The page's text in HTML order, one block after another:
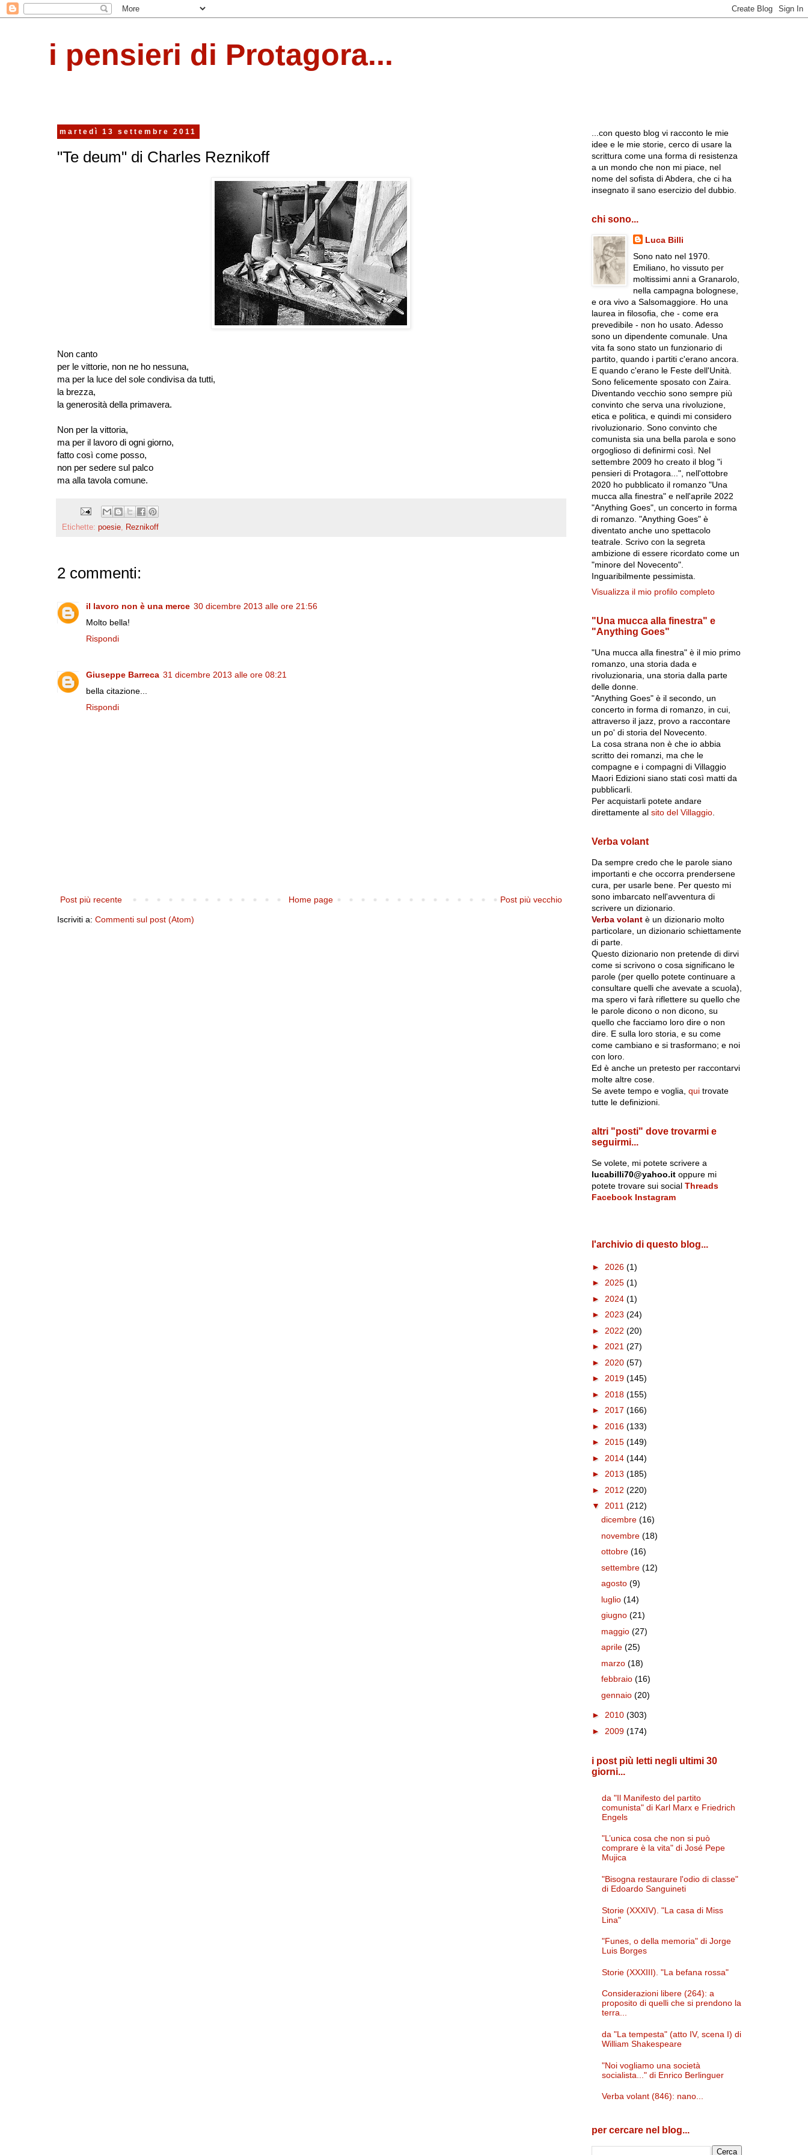
i pensieri di Protagora...
martedì 13 settembre 2011
"Te deum" di Charles Reznikoff
Non canto
per le vittorie, non ne ho nessuna,
ma per la luce del sole condivisa da tutti,
la brezza,
la generosità della primavera.
Non per la vittoria,
ma per il lavoro di ogni giorno,
fatto così come posso,
non per sedere sul palco
ma alla tavola comune.
Etichette: poesie, Reznikoff
2 commenti:
il lavoro non è una merce 30 dicembre 2013 alle ore 21:56
Molto bella!
Rispondi
Giuseppe Barreca 31 dicembre 2013 alle ore 08:21
bella citazione...
Rispondi
Post più recente Post più vecchio
Home page
Iscriviti a: Commenti sul post (Atom)
...con questo blog vi racconto le mie
idee e le mie storie, cerco di usare la
scrittura come una forma di resistenza
a un mondo che non mi piace, nel
nome del sofista di Abdera, che ci ha
insegnato il sano esercizio del dubbio.
chi sono...
Luca Billi
Sono nato nel 1970.
Emiliano, ho vissuto per
moltissimi anni a Granarolo,
nella campagna bolognese,
e ora vivo a Salsomaggiore. Ho una
laurea in filosofia, che - come era
prevedibile - non ho usato. Adesso
sono un dipendente comunale. Una
vita fa sono stato un funzionario di
partito, quando i partiti c'erano ancora.
E quando c'erano le Feste dell'Unità.
Sono felicemente sposato con Zaira.
Diventando vecchio sono sempre più
convinto che serva una rivoluzione,
etica e politica, e quindi mi considero
rivoluzionario. Sono convinto che
comunista sia una bella parola e sono
orgoglioso di definirmi così. Nel
settembre 2009 ho creato il blog "i
pensieri di Protagora...", nell'ottobre
2020 ho pubblicato il romanzo "Una
mucca alla finestra" e nell'aprile 2022
"Anything Goes", un concerto in forma
di romanzo. "Anything Goes" è
diventato anche uno spettacolo
teatrale. Scrivo con la segreta
ambizione di essere ricordato come un
"minore del Novecento".
Inguaribilmente pessimista.
Visualizza il mio profilo completo
"Una mucca alla finestra" e
"Anything Goes"
"Una mucca alla finestra" è il mio primo
romanzo, una storia dada e
rivoluzionaria, una storia dalla parte
delle donne.
"Anything Goes" è il secondo, un
concerto in forma di romanzo, in cui,
attraverso il jazz, provo a raccontare
un po' di storia del Novecento.
La cosa strana non è che io abbia
scritto dei romanzi, ma che le
compagne e i compagni di Villaggio
Maori Edizioni siano stati così matti da
pubblicarli.
Per acquistarli potete andare
direttamente al sito del Villaggio.
Verba volant
Da sempre credo che le parole siano
importanti e che occorra prendersene
cura, per usarle bene. Per questo mi
sono imbarcato nell'avventura di
scrivere un dizionario.
Verba volantè un dizionario molto
particolare, un dizionario schiettamente
di parte.
Questo dizionario non pretende di dirvi
come si scrivono o cosa significano le
parole (per quello potete continuare a
consultare quelli che avevate a scuola),
ma spero vi farà riflettere su quello che
le parole dicono o non dicono, su
quello che facciamo loro dire o non
dire. E sulla loro storia, e su come
come cambiano e si trasformano; e noi
con loro.
Ed è anche un pretesto per raccontarvi
molte altre cose.
Se avete tempo e voglia, quitrovate
tutte le definizioni.
altri "posti" dove trovarmi e
seguirmi...
Se volete, mi potete scrivere a
lucabilli70@yahoo.itoppure mi
potete trovare sui social Threads
Facebook Instagram
l'archivio di questo blog...
► 2026 (1)
► 2025 (1)
► 2024 (1)
► 2023 (24)
► 2022 (20)
► 2021 (27)
► 2020 (57)
► 2019 (145)
► 2018 (155)
► 2017 (166)
► 2016 (133)
► 2015 (149)
► 2014 (144)
► 2013 (185)
► 2012 (220)
▼ 2011 (212)
dicembre(16)
novembre(18)
ottobre(16)
settembre(12)
agosto(9)
luglio(14)
giugno(21)
maggio(27)
aprile(25)
marzo(18)
febbraio(16)
gennaio(20)
► 2010 (303)
► 2009 (174)
i post più letti negli ultimi 30
giorni...
da "Il Manifesto del partito
comunista" di Karl Marx e Friedrich
Engels
"L’unica cosa che non si può
comprare è la vita" di José Pepe
Mujica
"Bisogna restaurare l'odio di classe"
di Edoardo Sanguineti
Storie (XXXIV). "La casa di Miss
Lina"
"Funes, o della memoria" di Jorge
Luis Borges
Storie (XXXIII). "La befana rossa"
Considerazioni libere (264): a
proposito di quelli che si prendono la
terra...
da "La tempesta" (atto IV, scena I) di
William Shakespeare
"Noi vogliamo una società
socialista..." di Enrico Berlinguer
Verba volant (846): nano...
per cercare nel blog...